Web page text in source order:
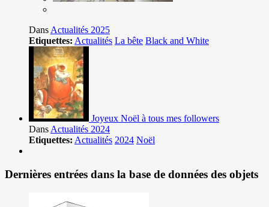
Dans Actualités 2025
Etiquettes: Actualités La bête Black and White
Joyeux Noël à tous mes followers
Dans Actualités 2024
Etiquettes: Actualités 2024 Noël
Dernières entrées dans la base de données des objets